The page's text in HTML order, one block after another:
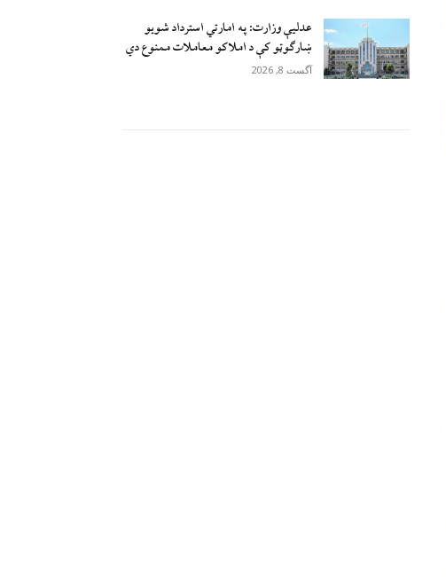
عدلیې وزارت: په امارتي استرداد شویو
ښارګوټو کې د املاکو معاملات ممنوع دي
آگست 8, 2026